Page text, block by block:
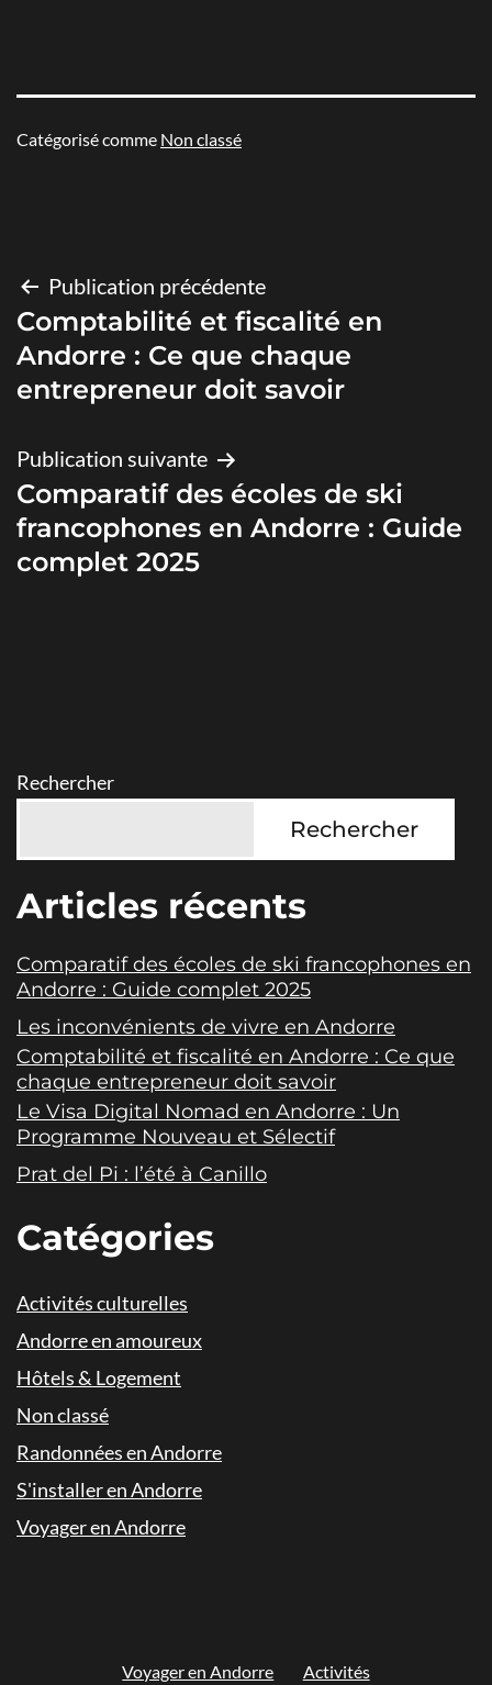
Catégorisé comme Non classé
Navigation
de
l’article
Publication précédente
Comptabilité et fiscalité en
Andorre : Ce que chaque
entrepreneur doit savoir
Publication suivante
Comparatif des écoles de ski
francophones en Andorre : Guide
complet 2025
Rechercher
Rechercher
Articles récents
Comparatif des écoles de ski francophones en
Andorre : Guide complet 2025
Les inconvénients de vivre en Andorre
Comptabilité et fiscalité en Andorre : Ce que
chaque entrepreneur doit savoir
Le Visa Digital Nomad en Andorre : Un
Programme Nouveau et Sélectif
Prat del Pi : l’été à Canillo
Catégories
Activités culturelles
Andorre en amoureux
Hôtels & Logement
Non classé
Randonnées en Andorre
S'installer en Andorre
Voyager en Andorre
Voyager en Andorre Activités